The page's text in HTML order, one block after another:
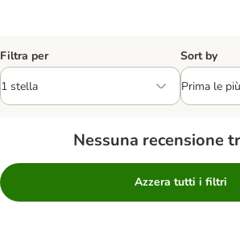
Filtra per Sort by
Nessuna recensione
Azzera tutti i filtri